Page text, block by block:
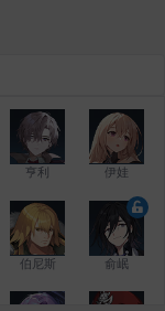
亨利 伊娃
伯尼斯 俞岷